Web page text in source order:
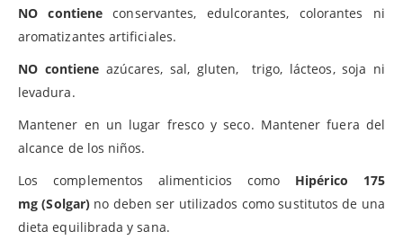
NO contiene conservantes, edulcorantes, colorantes ni
aromatizantes artificiales.
NO contiene azúcares, sal, gluten, trigo, lácteos, soja ni
levadura.
Mantener en un lugar fresco y seco. Mantener fuera del
alcance de los niños.
Los complementos alimenticios como Hipérico 175
mg (Solgar)no deben ser utilizados como sustitutos de una
dieta equilibrada y sana.